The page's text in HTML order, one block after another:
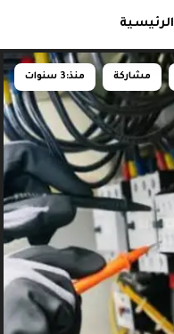
مشاركة منذ:3 سنوات
الرئيسية